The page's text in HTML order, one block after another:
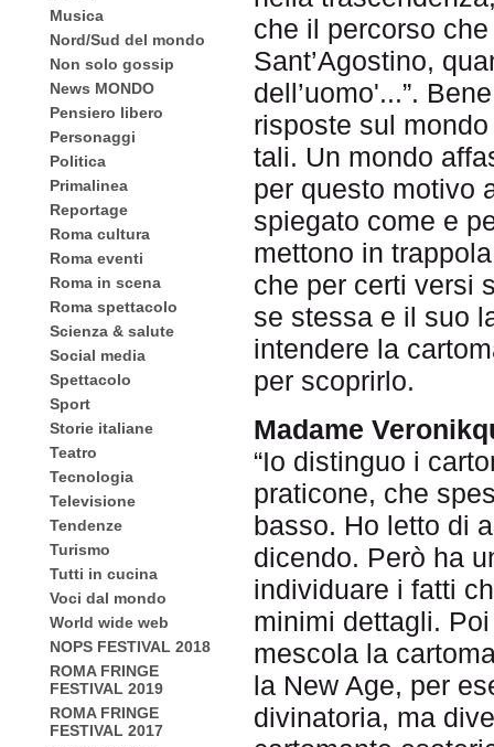
Musica
Nord/Sud del mondo
Non solo gossip
News MONDO
Pensiero libero
Personaggi
Politica
Primalinea
Reportage
Roma cultura
Roma eventi
Roma in scena
Roma spettacolo
Scienza & salute
Social media
Spettacolo
Sport
Storie italiane
Teatro
Tecnologia
Televisione
Tendenze
Turismo
Tutti in cucina
Voci dal mondo
World wide web
NOPS FESTIVAL 2018
ROMA FRINGE
FESTIVAL 2019
ROMA FRINGE
FESTIVAL 2017
che il percorso
Sant’Agostino,
dell’uomo'...”.
risposte sul
tali. Un mondo
per questo motivo
spiegato come e
mettono in
che per certi versi
se stessa e il suo
intendere la
per scoprirlo.
Madame
“Io distinguo i
praticone, che
basso. Ho letto di
dicendo. Però ha
individuare i fatti
minimi dettagli. Poi
mescola la
la New Age, per
divinatoria, ma